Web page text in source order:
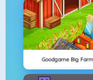
Goodgame Big Farm